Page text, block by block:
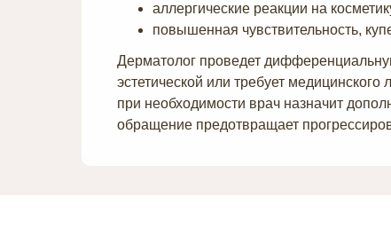
Дерматолог проведет
эстетической или требует
при необходимости врач назначит
обращение предотвращает
аллергические реакции на
повышенная чувствительность,